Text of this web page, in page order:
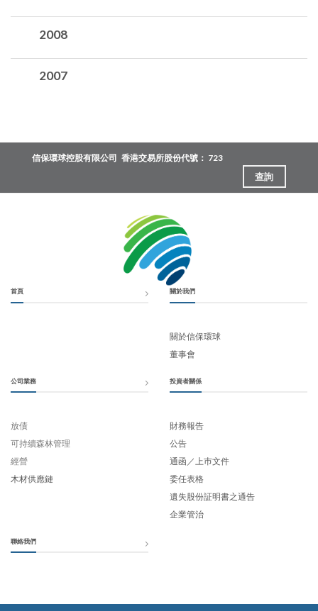
2008
2007
信保環球控股有限公司 香港交易所股份代號： 723
查詢
首頁 關於我們
關於信保環球
董事會
公司業務
放債
可持續森林管理
經營
木材供應鏈
投資者關係
財務報告
公告
通函／上巿文件
委任表格
遺失股份証明書之通告
企業管治
聯絡我們